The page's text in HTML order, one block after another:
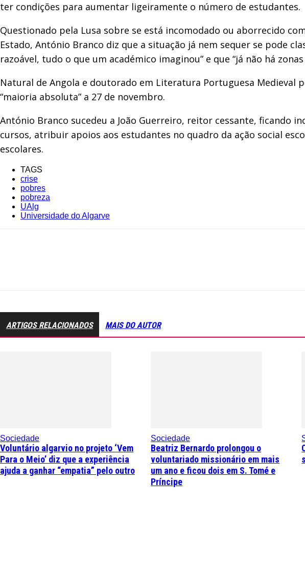
ter condições para aumentar ligeiramente o número de estudantes.
Questionado pela Lusa sobre se está incomodado ou aborrecido
Estado, António Branco diz que a situação já nem sequer se pode
razoável, tudo o que um académico imaginou” e que “já não há
Natural de Angola e doutorado em Literatura Portuguesa Medieval
“maioria absoluta” a 27 de novembro.
António Branco sucedeu a João Guerreiro, reitor cessante, ficando
cursos, atribuir apoios aos estudantes no quadro da ação social
escolares.
TAGS
crise
pobres
pobreza
UAlg
Universidade do Algarve
ARTIGOS RELACIONADOS MAIS DO AUTOR
Sociedade
Voluntário algarvio no projeto ‘Vem
Para o Meio’ diz que a experiência
ajuda a ganhar “empatia” pelo outro
Sociedade
Beatriz Bernardo prolongou o
voluntariado missionário em mais
um ano e ficou dois em S. Tomé e
Príncipe